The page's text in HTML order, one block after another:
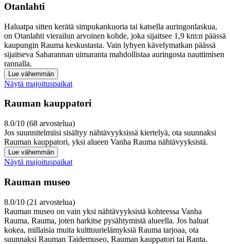
Otanlahti
Haluatpa sitten kerätä simpukankuoria tai katsella auringonlaskua,
on Otanlahti vierailun arvoinen kohde, joka sijaitsee 1,9 km:n päässä
kaupungin Rauma keskustasta. Vain lyhyen kävelymatkan päässä
sijaitseva Saharannan uimaranta mahdollistaa auringosta nauttimisen
rannalla.
Lue vähemmän
Näytä majoituspaikat
Rauman kauppatori
8.0/10 (68 arvostelua)
Jos suunnitelmiisi sisältyy nähtävyyksissä kiertelyä, ota suunnaksi
Rauman kauppatori, yksi alueen Vanha Rauma nähtävyyksistä.
Lue vähemmän
Näytä majoituspaikat
Rauman museo
8.0/10 (21 arvostelua)
Rauman museo on vain yksi nähtävyyksistä kohteessa Vanha
Rauma, Rauma, joten harkitse pysähtymistä alueella. Jos haluat
kokea, millaisia muita kulttuurielämyksiä Rauma tarjoaa, ota
suunnaksi Rauman Taidemuseo, Rauman kauppatori tai Ranta.